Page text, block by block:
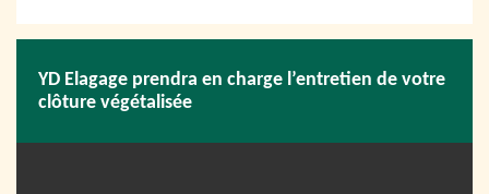
YD Elagage prendra en charge l’entretien de votre
clôture végétalisée